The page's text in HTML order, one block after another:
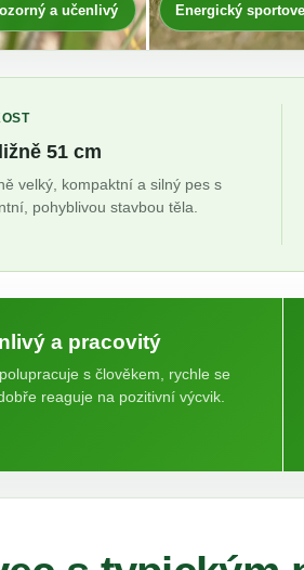
a učenlivý Energický
51 cm
velký, kompaktní a silný pes s
pohyblivou stavbou těla.
a pracovitý
s člověkem, rychle se
reaguje na pozitivní výcvik.